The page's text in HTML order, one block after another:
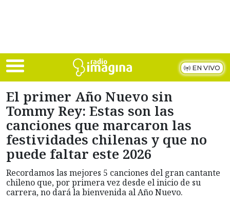
EN VIVO
El primer Año Nuevo sin
Tommy Rey: Estas son las
canciones que marcaron las
festividades chilenas y que no
puede faltar este 2026
Recordamos las mejores 5 canciones del gran cantante
chileno que, por primera vez desde el inicio de su
carrera, no dará la bienvenida al Año Nuevo.